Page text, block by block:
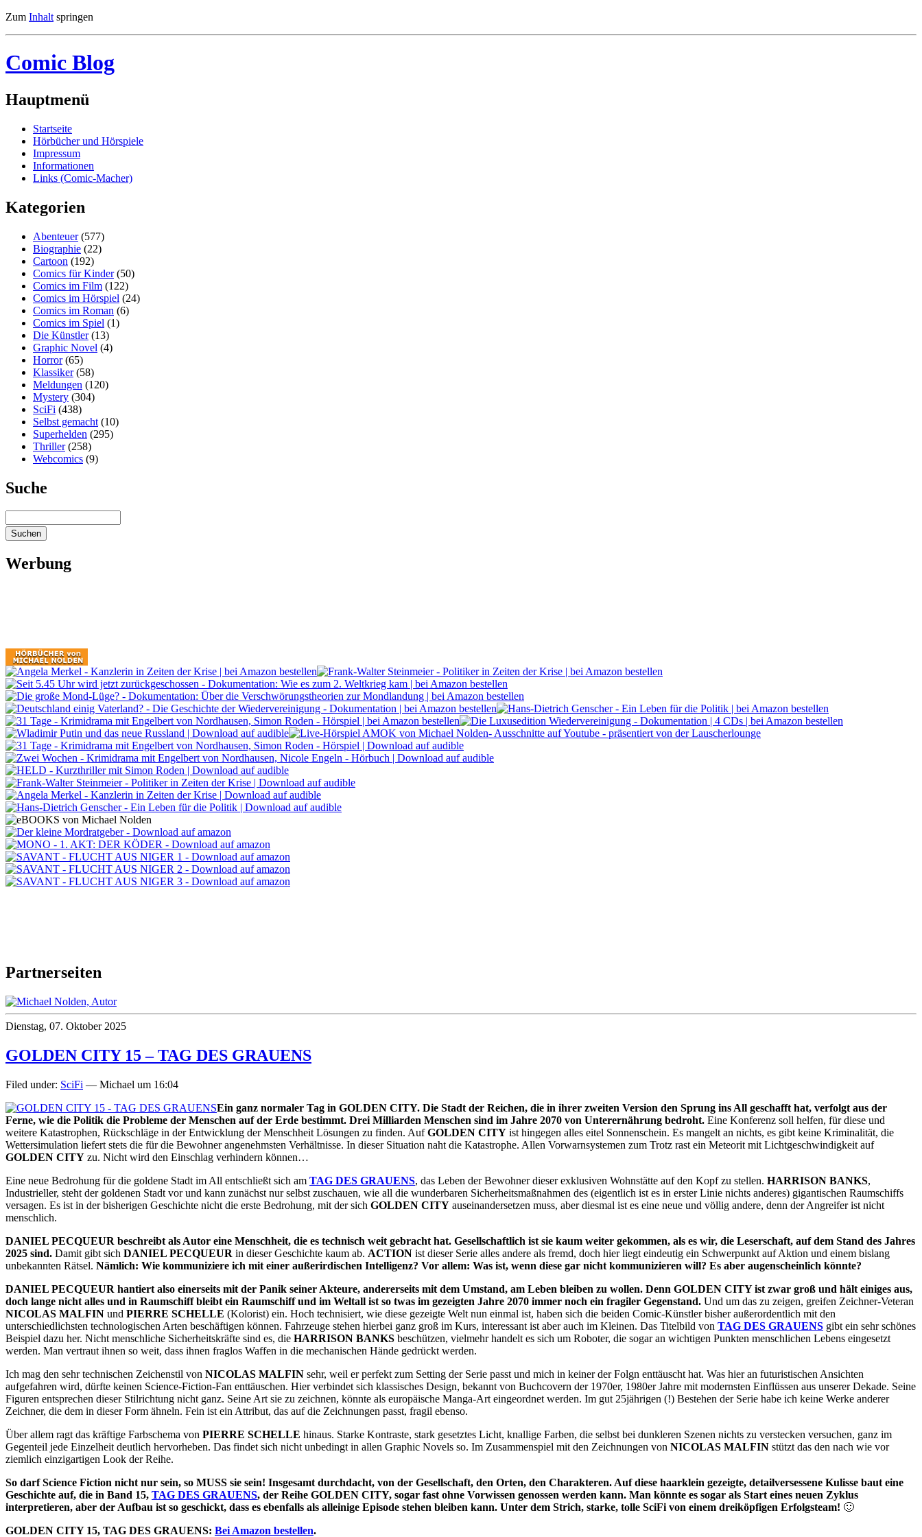
Zum Inhalt springen
Comic Blog
Hauptmenü
Startseite
Hörbücher und Hörspiele
Impressum
Informationen
Links (Comic-Macher)
Kategorien
Abenteuer(577)
Biographie (22)
Cartoon (192)
Comics für Kinder(50)
Comics im Film (122)
Comics im Hörspiel (24)
Comics im Roman (6)
Comics im Spiel (1)
Die Künstler(13)
Graphic Novel (4)
Horror(65)
Klassiker(58)
Meldungen (120)
Mystery (304)
SciFi (438)
Selbst gemacht (10)
Superhelden (295)
Thriller(258)
Webcomics (9)
Suche
Werbung
Partnerseiten
Dienstag, 07. Oktober 2025
GOLDEN CITY 15 – TAG DES GRAUENS
Filed under: SciFi — Michael um 16:04
Ein ganz normaler Tag in GOLDEN CITY. Die Stadt der Reichen, die in ihrer zweiten Version den Sprung ins All geschafft hat, verfolgt aus der
Ferne, wie die Politik die Probleme der Menschen auf der Erde bestimmt. Drei Milliarden Menschen sind im Jahre 2070 von Unterernährung bedroht. Eine Konferenz soll helfen, für diese und
weitere Katastrophen, Rückschläge in der Entwicklung der Menschheit Lösungen zu finden. AufGOLDEN CITY ist hingegen alles eitel Sonnenschein. Es mangelt an nichts, es gibt keine Kriminalität, die
Wettersimulation liefert stets die für die Bewohner angenehmsten Verhältnisse. In dieser Situation naht die Katastrophe. Allen Vorwarnsystemen zum Trotz rast ein Meteorit mit Lichtgeschwindigkeit auf
GOLDEN CITY zu. Nicht wird den Einschlag verhindern können…
Eine neue Bedrohung für die goldene Stadt im All entschließt sich am TAG DES GRAUENS, das Leben der Bewohner dieser exklusiven Wohnstätte auf den Kopf zu stellen. HARRISON BANKS,
Industrieller, steht der goldenen Stadt vor und kann zunächst nur selbst zuschauen, wie all die wunderbaren Sicherheitsmaßnahmen des (eigentlich ist es in erster Linie nichts anderes) gigantischen Raumschiffs
versagen. Es ist in der bisherigen Geschichte nicht die erste Bedrohung, mit der sich GOLDEN CITY auseinandersetzen muss, aber diesmal ist es eine neue und völlig andere, denn der Angreifer ist nicht
menschlich.
DANIEL PECQUEUR beschreibt als Autor eine Menschheit, die es technisch weit gebracht hat. Gesellschaftlich ist sie kaum weiter gekommen, als es wir, die Leserschaft, auf dem Stand des Jahres
2025 sind. Damit gibt sich DANIEL PECQUEUR in dieser Geschichte kaum ab. ACTION ist dieser Serie alles andere als fremd, doch hier liegt eindeutig ein Schwerpunkt auf Aktion und einem bislang
unbekannten Rätsel. Nämlich: Wie kommuniziere ich mit einer außerirdischen Intelligenz? Vor allem: Was ist, wenn diese gar nicht kommunizieren will? Es aber augenscheinlich könnte?
DANIEL PECQUEUR hantiert also einerseits mit der Panik seiner Akteure, andererseits mit dem Umstand, am Leben bleiben zu wollen. Denn GOLDEN CITY ist zwar groß und hält einiges aus,
doch lange nicht alles und in Raumschiff bleibt ein Raumschiff und im Weltall ist so twas im gezeigten Jahre 2070 immer noch ein fragiler Gegenstand. Und um das zu zeigen, greifen Zeichner-Veteran
NICOLAS MALFIN und PIERRE SCHELLE (Kolorist) ein. Hoch technisiert, wie diese gezeigte Welt nun einmal ist, haben sich die beiden Comic-Künstler bisher außerordentlich mit den
unterschiedlichsten technologischen Arten beschäftigen können. Fahrzeuge stehen hierbei ganz groß im Kurs, interessant ist aber auch im Kleinen. Das Titelbild von TAG DES GRAUENS gibt ein sehr schönes
Beispiel dazu her. Nicht menschliche Sicherheitskräfte sind es, die HARRISON BANKS beschützen, vielmehr handelt es sich um Roboter, die sogar an wichtigen Punkten menschlichen Lebens eingesetzt
werden. Man vertraut ihnen so weit, dass ihnen fraglos Waffen in die mechanischen Hände gedrückt werden.
Ich mag den sehr technischen Zeichenstil von NICOLAS MALFIN sehr, weil er perfekt zum Setting der Serie passt und mich in keiner der Folgn enttäuscht hat. Was hier an futuristischen Ansichten
aufgefahren wird, dürfte keinen Science-Fiction-Fan enttäuschen. Hier verbindet sich klassisches Design, bekannt von Buchcovern der 1970er, 1980er Jahre mit modernsten Einflüssen aus unserer Dekade. Seine
Figuren entsprechen dieser Stilrichtung nicht ganz. Seine Art sie zu zeichnen, könnte als europäische Manga-Art eingeordnet werden. Im gut 25jährigen (!) Bestehen der Serie habe ich keine Werke anderer
Zeichner, die dem in dieser Form ähneln. Fein ist ein Attribut, das auf die Zeichnungen passt, fragil ebenso.
Über allem ragt das kräftige Farbschema von PIERRE SCHELLE hinaus. Starke Kontraste, stark gesetztes Licht, knallige Farben, die selbst bei dunkleren Szenen nichts zu verstecken versuchen, ganz im
Gegenteil jede Einzelheit deutlich hervorheben. Das findet sich nicht unbedingt in allen Graphic Novels so. Im Zusammenspiel mit den Zeichnungen von NICOLAS MALFIN stützt das den nach wie vor
ziemlich einzigartigen Look der Reihe.
So darf Science Fiction nicht nur sein, so MUSS sie sein! Insgesamt durchdacht, von der Gesellschaft, den Orten, den Charakteren. Auf diese haarklein gezeigte, detailversessene Kulisse baut eine
Geschichte auf, die in Band 15, TAG DES GRAUENS, der Reihe GOLDEN CITY, sogar fast ohne Vorwissen genossen werden kann. Man könnte es sogar als Start eines neuen Zyklus
interpretieren, aber der Aufbau ist so geschickt, dass es ebenfalls als alleinige Episode stehen bleiben kann. Unter dem Strich, starke, tolle SciFi von einem dreiköpfigen Erfolgsteam! 🙂
GOLDEN CITY 15, TAG DES GRAUENS: Bei Amazon bestellen.